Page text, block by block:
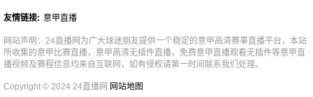
友情链接: 意甲直播
网站声明：24直播网为广大球迷朋友提供一个稳定的意甲高清赛事直播平台，本站
所收集的意甲比赛直播，意甲高清无插件直播，免费意甲直播观看无插件等意甲直
播视频及赛程信息均来自互联网，如有侵权请第一时间联系我们处理。
Copyright © 2024 24直播网 网站地图